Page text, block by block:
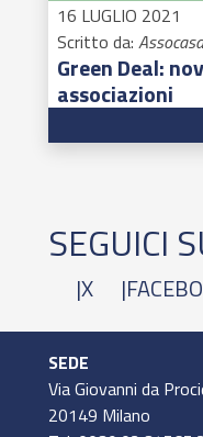
16 LUGLIO 2021
Scritto da: Assocasa
Green Deal:
associazioni
SEGUICI
|X |
SEDE
Via Giovanni da
20149 Milano